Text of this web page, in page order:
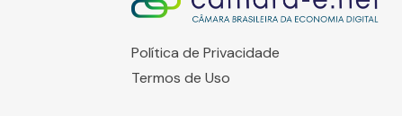
Política de Privacidade
Termos de Uso